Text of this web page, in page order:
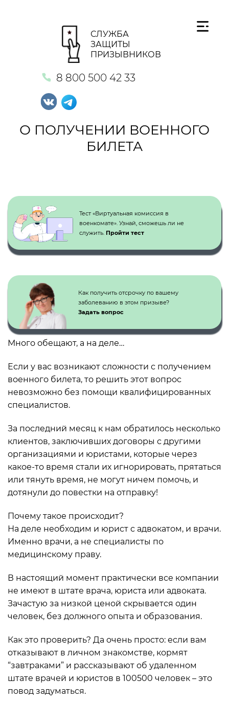
СЛУЖБА
ЗАЩИТЫ
ПРИЗЫВНИКОВ
8 800 500 42 33
О ПОЛУЧЕНИИ ВОЕННОГО
БИЛЕТА
Тест «Виртуальная комиссия в
военкомате». Узнай, сможешь ли не
служить. Пройти тест
Как получить отсрочку по вашему
заболеванию в этом призыве?
Задать вопрос
Много обещают, а на деле…
Если у вас возникают сложности с получением
военного билета, то решить этот вопрос
невозможно без помощи квалифицированных
специалистов.
За последний месяц к нам обратилось несколько
клиентов, заключивших договоры с другими
организациями и юристами, которые через
какое-то время стали их игнорировать, прятаться
или тянуть время, не могут ничем помочь, и
дотянули до повестки на отправку!
Почему такое происходит?
На деле необходим и юрист с адвокатом, и врачи.
Именно врачи, а не специалисты по
медицинскому праву.
В настоящий момент практически все компании
не имеют в штате врача, юриста или адвоката.
Зачастую за низкой ценой скрывается один
человек, без должного опыта и образования.
Как это проверить? Да очень просто: если вам
отказывают в личном знакомстве, кормят
“завтраками” и рассказывают об удаленном
штате врачей и юристов в 100500 человек – это
повод задуматься.